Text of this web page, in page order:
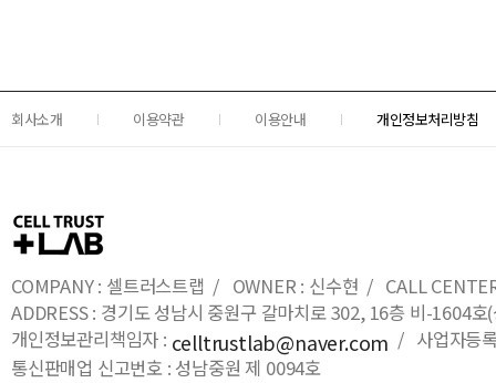
회사소개 이용약관 이용안내 개인정보처리방침
COMPANY : 셀트러스트랩 / OWNER : 신수현 / CALL
ADDRESS : 경기도 성남시 중원구 갈마치로 302, 16층 비-1604
개인정보관리책임자 : celltrustlab@naver.com / 사업자등
통신판매업 신고번호 : 성남중원 제 0094호